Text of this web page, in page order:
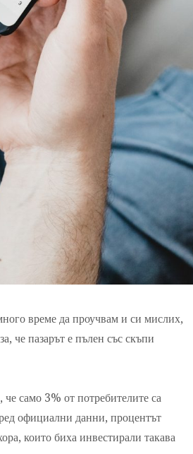
време да проучвам и си мислих,
че пазарът е пълен със скъпи
само 3% от потребителите са
официални данни, процентът
които биха инвестирали такава